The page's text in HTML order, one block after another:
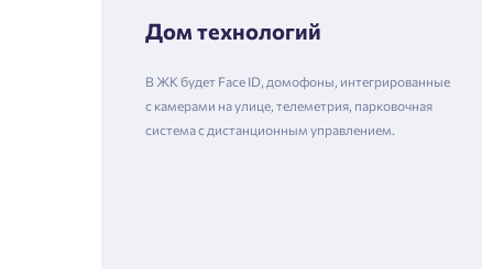
Дом технологий
В ЖК будет Face ID, домофоны, интегрированные
с камерами на улице, телеметрия, парковочная
система с дистанционным управлением.